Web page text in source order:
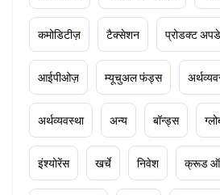
कमोडिटीज़ टैक्सेशन प्रोडक्ट
आईपीओज़ म्यूचुअल फंड्स
अर्थव्यवस्था अन्य बॉन्ड्स
इंश्योरेंस खर्चे निवेश क्रूड